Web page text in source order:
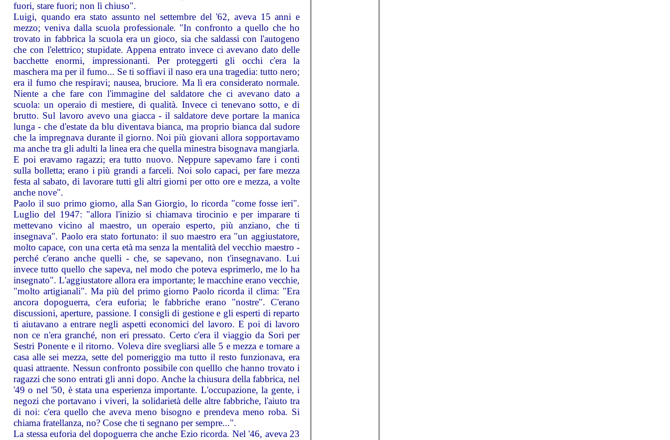
fuori, stare fuori; non lì chiuso".
Luigi, quando era stato assunto nel settembre del '62, aveva 15 anni e
mezzo; veniva dalla scuola professionale. "In confronto a quello che ho
trovato in fabbrica la scuola era un gioco, sia che saldassi con l'autogeno
che con l'elettrico; stupidate. Appena entrato invece ci avevano dato delle
bacchette enormi, impressionanti. Per proteggerti gli occhi c'era la
maschera ma per il fumo... Se ti soffiavi il naso era una tragedia: tutto nero;
era il fumo che respiravi; nausea, bruciore. Ma lì era considerato normale.
Niente a che fare con l'immagine del saldatore che ci avevano dato a
scuola: un operaio di mestiere, di qualità. Invece ci tenevano sotto, e di
brutto. Sul lavoro avevo una giacca - il saldatore deve portare la manica
lunga - che d'estate da blu diventava bianca, ma proprio bianca dal sudore
che la impregnava durante il giorno. Noi più giovani allora sopportavamo
ma anche tra gli adulti la linea era che quella minestra bisognava mangiarla.
E poi eravamo ragazzi; era tutto nuovo. Neppure sapevamo fare i conti
sulla bolletta; erano i più grandi a farceli. Noi solo capaci, per fare mezza
festa al sabato, di lavorare tutti gli altri giorni per otto ore e mezza, a volte
anche nove".
Paolo il suo primo giorno, alla San Giorgio, lo ricorda "come fosse ieri".
Luglio del 1947: "allora l'inizio si chiamava tirocinio e per imparare ti
mettevano vicino al maestro, un operaio esperto, più anziano, che ti
insegnava". Paolo era stato fortunato: il suo maestro era "un aggiustatore,
molto capace, con una certa età ma senza la mentalità del vecchio maestro -
perché c'erano anche quelli - che, se sapevano, non t'insegnavano. Lui
invece tutto quello che sapeva, nel modo che poteva esprimerlo, me lo ha
insegnato". L'aggiustatore allora era importante; le macchine erano vecchie,
"molto artigianali". Ma più del primo giorno Paolo ricorda il clima: "Era
ancora dopoguerra, c'era euforia; le fabbriche erano "nostre". C'erano
discussioni, aperture, passione. I consigli di gestione e gli esperti di reparto
ti aiutavano a entrare negli aspetti economici del lavoro. E poi di lavoro
non ce n'era granché, non eri pressato. Certo c'era il viaggio da Sori per
Sestri Ponente e il ritorno. Voleva dire svegliarsi alle 5 e mezza e tornare a
casa alle sei mezza, sette del pomeriggio ma tutto il resto funzionava, era
quasi attraente. Nessun confronto possibile con quelllo che hanno trovato i
ragazzi che sono entrati gli anni dopo. Anche la chiusura della fabbrica, nel
'49 o nel '50, è stata una esperienza importante. L'occupazione, la gente, i
negozi che portavano i viveri, la solidarietà delle altre fabbriche, l'aiuto tra
di noi: c'era quello che aveva meno bisogno e prendeva meno roba. Si
chiama fratellanza, no? Cose che ti segnano per sempre...".
La stessa euforia del dopoguerra che anche Ezio ricorda. Nel '46, aveva 23